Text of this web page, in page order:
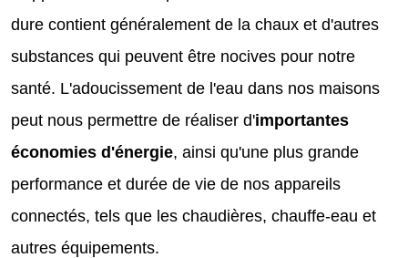
dure contient généralement de la chaux et d'autres
substances qui peuvent être nocives pour notre
santé. L'adoucissement de l'eau dans nos maisons
peut nous permettre de réaliser d'importantes
économies d'énergie, ainsi qu'une plus grande
performance et durée de vie de nos appareils
connectés, tels que les chaudières, chauffe-eau et
autres équipements.